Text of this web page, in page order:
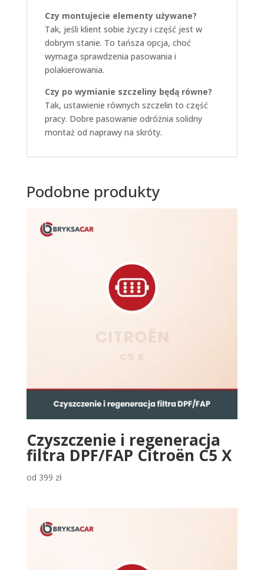
Czy montujecie elementy używane?
Tak, jeśli klient sobie życzy i część jest w
dobrym stanie. To tańsza opcja, choć
wymaga sprawdzenia pasowania i
polakierowania.
Czy po wymianie szczeliny będą równe?
Tak, ustawienie równych szczelin to część
pracy. Dobre pasowanie odróżnia solidny
montaż od naprawy na skróty.
Podobne produkty
Czyszczenie i regeneracja
filtra DPF/FAP Citroën C5 X
od 399 zł